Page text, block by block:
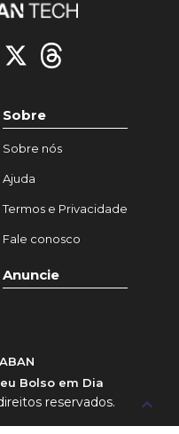
Sobre
Sobre nós
Ajuda
Termos e Privacidade
Fale conosco
Anuncie
Bolso em Dia
reservados. keyboard_arrow_up